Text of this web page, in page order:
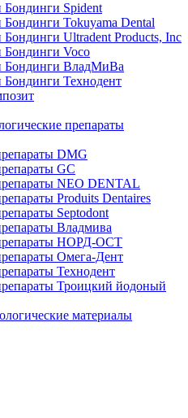
Spident
Tokuyama Dental
Ultradent Products, Inc
Бондинги Voco
Бондинги ВладМиВа
Технодент
препараты
DMG
GC
NEO DENTAL
Produits Dentaires
Septodont
Владмива
НОРД-ОСТ
Омега-Дент
Технодент
Троицкий йодоный
материалы